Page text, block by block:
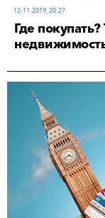
12-11-2019, 20:27
Где